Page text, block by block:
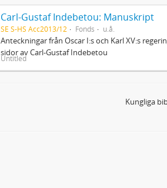
Carl-Gustaf Indebetou: Manuskript
SE S-HS Acc2013/12 Fonds u.å.
Anteckningar från Oscar I:s och Karl XV:s
sidor av Carl-Gustaf Indebetou
Untitled
Kungliga